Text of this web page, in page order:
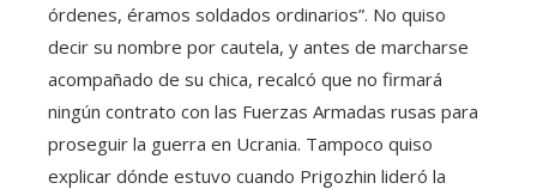
órdenes, éramos soldados ordinarios”. No quiso
decir su nombre por cautela, y antes de marcharse
acompañado de su chica, recalcó que no firmará
ningún contrato con las Fuerzas Armadas rusas para
proseguir la guerra en Ucrania. Tampoco quiso
explicar dónde estuvo cuando Prigozhin lideró la